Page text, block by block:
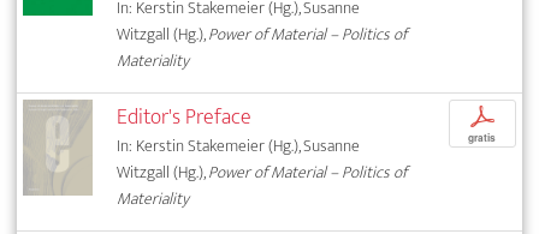
In: Kerstin Stakemeier (Hg.), Susanne
Witzgall (Hg.),Power of Material – Politics of
Materiality
Editor's Preface
In: Kerstin Stakemeier (Hg.), Susanne
Witzgall (Hg.),Power of Material – Politics of
Materiality
p
gratis